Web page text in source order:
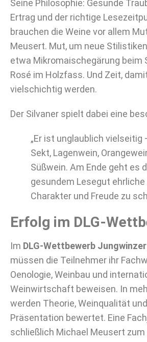
Seine Philosophie: Gesunde
Ertrag und der richtige
brauchen die Weine vor allem
Meusert. Mut, um neue
etwa Mikromaischegärung beim
Rosé im Holzfass. Und Zeit,
vielschichtig werden.
Der Silvaner spielt dabei eine
„Er ist unglaublich vielseitig
Sekt, Lagenwein,
Süßwein. Am Ende geht es
gesundem Lesegut
Charakter und Freude zu
Erfolg im DLG-
Im DLG-Wettbewerb
müssen die Teilnehmer ihr
Oenologie, Weinbau und
Weinwirtschaft beweisen. In
werden Theorie, Weinqualität
Präsentation bewertet. Eine
schließlich Michael Meusert zum